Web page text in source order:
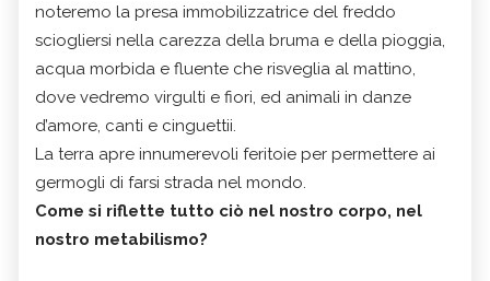
noteremo la presa immobilizzatrice del freddo
sciogliersi nella carezza della bruma e della pioggia,
acqua morbida e fluente che risveglia al mattino,
dove vedremo virgulti e fiori, ed animali in danze
d’amore, canti e cinguettii.
La terra apre innumerevoli feritoie per permettere ai
germogli di farsi strada nel mondo.
Come si riflette tutto ciò nel nostro corpo, nel
nostro metabilismo?